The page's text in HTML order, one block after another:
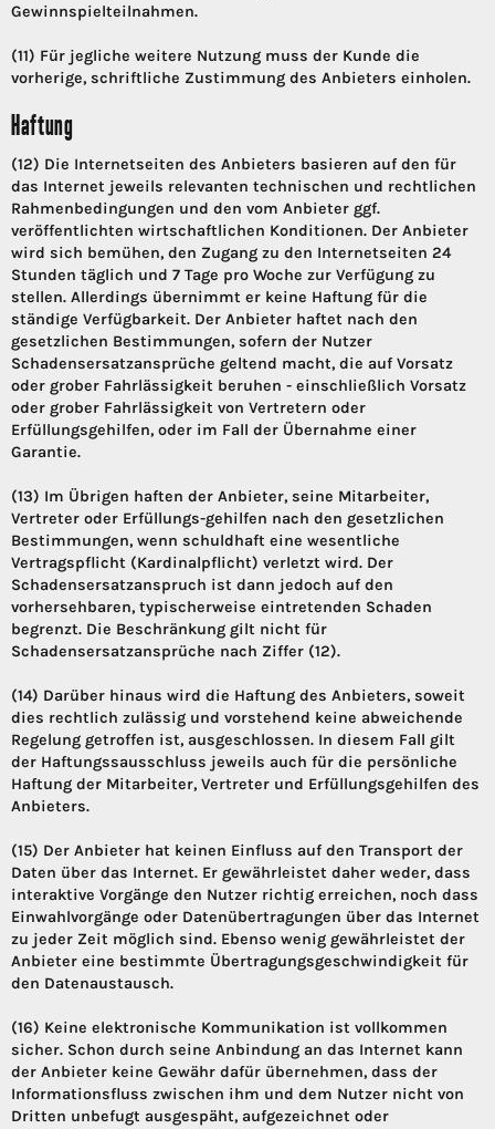
Gewinnspielteilnahmen.
(11) Für jegliche weitere Nutzung muss der Kunde die
vorherige, schriftliche Zustimmung des Anbieters einholen.
Haftung
(12) Die Internetseiten des Anbieters basieren auf den für
das Internet jeweils relevanten technischen und rechtlichen
Rahmenbedingungen und den vom Anbieter ggf.
veröffentlichten wirtschaftlichen Konditionen. Der Anbieter
wird sich bemühen, den Zugang zu den Internetseiten 24
Stunden täglich und 7 Tage pro Woche zur Verfügung zu
stellen. Allerdings übernimmt er keine Haftung für die
ständige Verfügbarkeit. Der Anbieter haftet nach den
gesetzlichen Bestimmungen, sofern der Nutzer
Schadensersatzansprüche geltend macht, die auf Vorsatz
oder grober Fahrlässigkeit beruhen - einschließlich Vorsatz
oder grober Fahrlässigkeit von Vertretern oder
Erfüllungsgehilfen, oder im Fall der Übernahme einer
Garantie.
(13) Im Übrigen haften der Anbieter, seine Mitarbeiter,
Vertreter oder Erfüllungs-gehilfen nach den gesetzlichen
Bestimmungen, wenn schuldhaft eine wesentliche
Vertragspflicht (Kardinalpflicht) verletzt wird. Der
Schadensersatzanspruch ist dann jedoch auf den
vorhersehbaren, typischerweise eintretenden Schaden
begrenzt. Die Beschränkung gilt nicht für
Schadensersatzansprüche nach Ziffer (12).
(14) Darüber hinaus wird die Haftung des Anbieters, soweit
dies rechtlich zulässig und vorstehend keine abweichende
Regelung getroffen ist, ausgeschlossen. In diesem Fall gilt
der Haftungssausschluss jeweils auch für die persönliche
Haftung der Mitarbeiter, Vertreter und Erfüllungsgehilfen des
Anbieters.
(15) Der Anbieter hat keinen Einfluss auf den Transport der
Daten über das Internet. Er gewährleistet daher weder, dass
interaktive Vorgänge den Nutzer richtig erreichen, noch dass
Einwahlvorgänge oder Datenübertragungen über das Internet
zu jeder Zeit möglich sind. Ebenso wenig gewährleistet der
Anbieter eine bestimmte Übertragungsgeschwindigkeit für
den Datenaustausch.
(16) Keine elektronische Kommunikation ist vollkommen
sicher. Schon durch seine Anbindung an das Internet kann
der Anbieter keine Gewähr dafür übernehmen, dass der
Informationsfluss zwischen ihm und dem Nutzer nicht von
Dritten unbefugt ausgespäht, aufgezeichnet oder